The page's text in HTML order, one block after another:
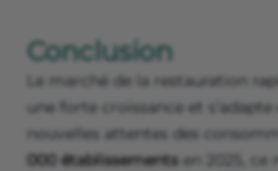
Conclusion
Le marché de la restauration
une forte croissance et
nouvelles attentes des
000 établissements en 2025, ce